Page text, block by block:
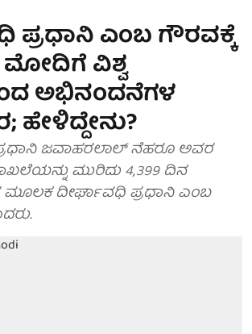
ಪ್ರಧಾನಿ ಎಂಬ ಗೌರವಕ್ಕೆ
ಮೋದಿಗೆ ವಿಶ್ವ
ಅಭಿನಂದನೆಗಳ
ಜವಾಹರಲಾಲ್ ನೆಹರೂ ಅವರ
ಮುರಿದು 4,399 ದಿನ
ದೀರ್ಘಾವಧಿ ಪ್ರಧಾನಿ ಎಂಬ